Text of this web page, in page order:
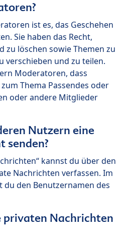
ist es, das Geschehen
Sie haben das Recht,
zu löschen sowie Themen zu
verschieben und zu teilen.
Moderatoren, dass
Thema Passendes oder
oder andere Mitglieder
Nutzern eine
senden?
kannst du über den
Nachrichten verfassen. Im
du den Benutzernamen des
privaten Nachrichten